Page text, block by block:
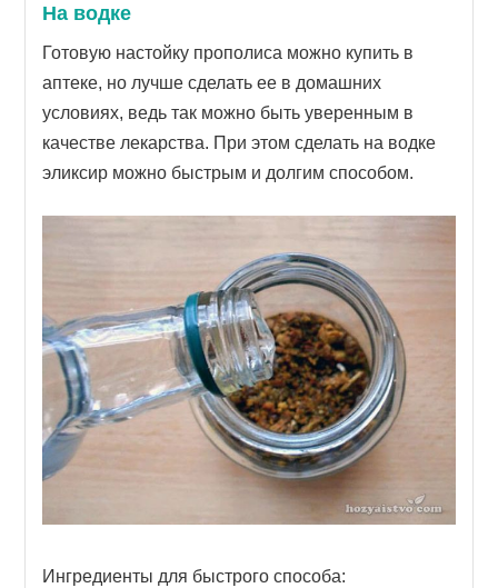
На водке
Готовую настойку прополиса можно купить в
аптеке, но лучше сделать ее в домашних
условиях, ведь так можно быть уверенным в
качестве лекарства. При этом сделать на водке
эликсир можно быстрым и долгим способом.
Ингредиенты для быстрого способа: